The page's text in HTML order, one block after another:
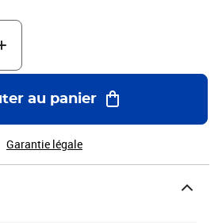
au panier
Garantie légale